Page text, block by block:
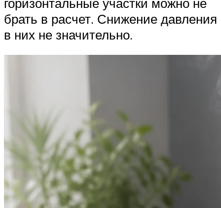
брать в расчет. Снижение давления
в них не значительно.